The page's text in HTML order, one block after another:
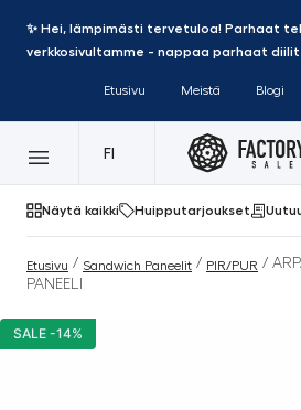
✨ Hei, lämpimästi tervetuloa! Parhaat
verkkosivultamme - nappaa parhaat diilit
Etusivu Meistä Blogi
FI
Näytä kaikki Huipputarjoukset
Etusivu / Sandwich Paneelit / PIR/PUR /
PANEELI
SALE -14%